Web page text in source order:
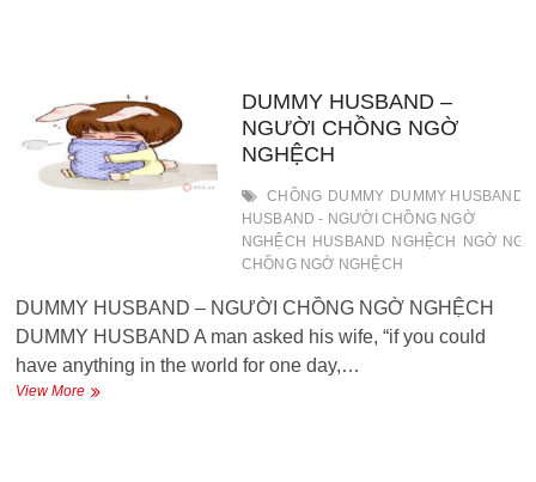
MÁY
MỚI
DUMMY HUSBAND –
NGƯỜI CHỒNG NGỜ
NGHỆCH
CHỒNG DUMMY DUMMY HUSBAND
HUSBAND - NGƯỜI CHỒNG NGỜ
NGHỆCH
HUSBAND NGHỆCH NGỜ
CHỒNG NGỜ NGHỆCH
DUMMY HUSBAND – NGƯỜI CHỒNG NGỜ NGHỆCH
DUMMY HUSBAND A man asked his wife, “if you could
have anything in the world for one day,…
View MoreDUMMY